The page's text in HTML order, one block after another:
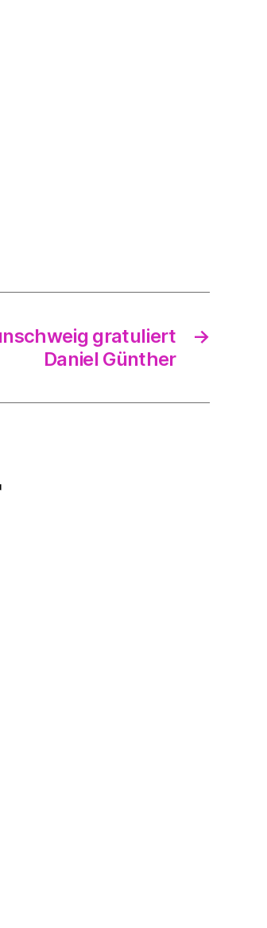
→
gratuliert
Daniel Günther